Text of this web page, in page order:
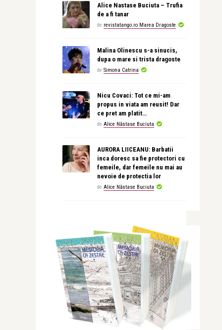
Alice Nastase Buciuta – Trufia
de a fi tanar
de revistatango.ro Marea Dragoste
Malina Olinescu s-a sinucis,
dupa o mare si trista dragoste
de Simona Catrina
Nicu Covaci: Tot ce mi-am
propus in viata am reusit! Dar
ce pret am platit…
de Alice Năstase Buciuta
AURORA LIICEANU: Barbatii
inca doresc sa fie protectori cu
femeile, dar femeile nu mai au
nevoie de protectia lor
de Alice Năstase Buciuta